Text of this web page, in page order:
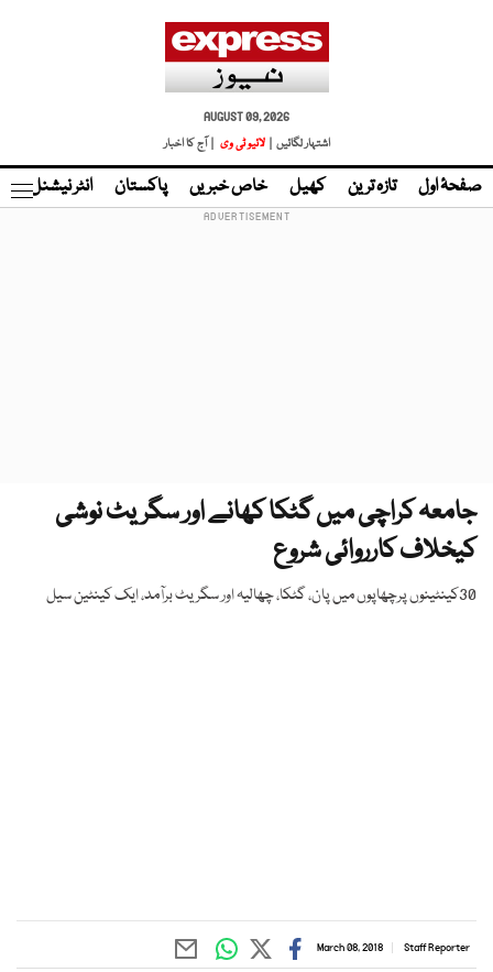
AUGUST 09, 2026
اشتہار لگائیں |
لائیو ٹی وی | آج کا اخبار
صفحۂ اول تازہ ترین کھیل خاص خبریں پاکستان انٹر نیشنل
جامعہ کراچی میں گٹکا کھانے اور سگریٹ نوشی
کیخلاف کارروائی شروع
30کینٹینوں پرچھاپوں میں پان، گٹکا، چھالیہ اور سگریٹ برآمد، ایک کینٹین سیل
Staff Reporter
March 08, 2018